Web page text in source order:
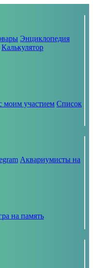
Энциклопедия
Калькулятор
моим участием Список
Аквариумисты на
на память